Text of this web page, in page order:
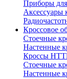
Приборы
Аксессуары
Кроссовое
Стоечные
Настенные
Кроссы
Стоечные
Настенные